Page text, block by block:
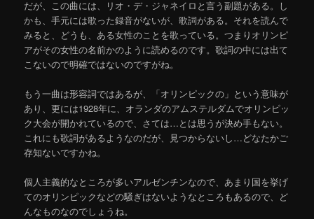
だが、この曲には、リオ・デ・ジャネイロと言う副題がある。し
かも、手元には歌った録音がないが、歌詞がある。それを読んで
みると、どうも、ある女性のことを歌っている。つまりオリンピ
アがその女性の名前かのように読めるのです。歌詞の中には出て
こないので明確ではないのですがね。
もう一曲は形容詞ではあるが、「オリンピックの」という意味が
あり、更には1928年に、オランダのアムステルダムでオリンピッ
ク大会が開かれているので、さては…とは思うが決め手もない。
これにも歌詞があるようなのだが、見つからないし…どなたかご
存知ないですかね。
個人主義的なところが多いアルゼンチンなので、あまり国を挙げ
てのオリンピックなどの騒ぎはないようなところもあるので、ど
んなものなのでしょうね。